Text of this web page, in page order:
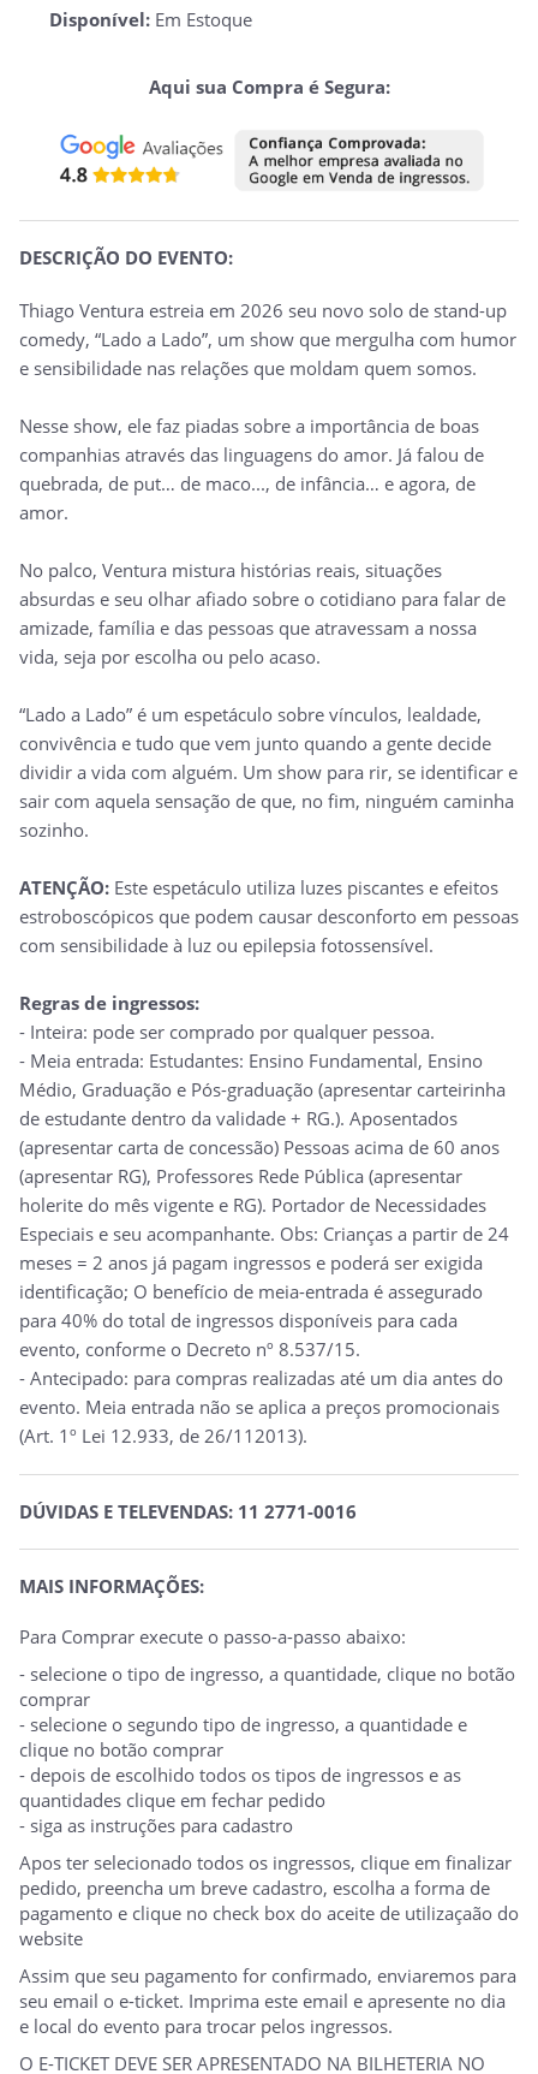
Disponível: Em Estoque
Aqui sua Compra é Segura:
DESCRIÇÃO DO EVENTO:
Thiago Ventura estreia em 2026 seu novo solo de stand-up
comedy, “Lado a Lado”, um show que mergulha com humor
e sensibilidade nas relações que moldam quem somos.
Nesse show, ele faz piadas sobre a importância de boas
companhias através das linguagens do amor. Já falou de
quebrada, de put… de maco..., de infância… e agora, de
amor.
No palco, Ventura mistura histórias reais, situações
absurdas e seu olhar afiado sobre o cotidiano para falar de
amizade, família e das pessoas que atravessam a nossa
vida, seja por escolha ou pelo acaso.
“Lado a Lado” é um espetáculo sobre vínculos, lealdade,
convivência e tudo que vem junto quando a gente decide
dividir a vida com alguém. Um show para rir, se identificar e
sair com aquela sensação de que, no fim, ninguém caminha
sozinho.
ATENÇÃO: Este espetáculo utiliza luzes piscantes e efeitos
estroboscópicos que podem causar desconforto em pessoas
com sensibilidade à luz ou epilepsia fotossensível.
Regras de ingressos:
- Inteira: pode ser comprado por qualquer pessoa.
- Meia entrada: Estudantes: Ensino Fundamental, Ensino
Médio, Graduação e Pós-graduação (apresentar carteirinha
de estudante dentro da validade + RG.). Aposentados
(apresentar carta de concessão) Pessoas acima de 60 anos
(apresentar RG), Professores Rede Pública (apresentar
holerite do mês vigente e RG). Portador de Necessidades
Especiais e seu acompanhante. Obs: Crianças a partir de 24
meses = 2 anos já pagam ingressos e poderá ser exigida
identificação; O benefício de meia-entrada é assegurado
para 40% do total de ingressos disponíveis para cada
evento, conforme o Decreto nº 8.537/15.
- Antecipado: para compras realizadas até um dia antes do
evento. Meia entrada não se aplica a preços promocionais
(Art. 1º Lei 12.933, de 26/112013).
DÚVIDAS E TELEVENDAS: 11 2771-0016
MAIS INFORMAÇÕES:
Para Comprar execute o passo-a-passo abaixo:
- selecione o tipo de ingresso, a quantidade, clique no botão
comprar
- selecione o segundo tipo de ingresso, a quantidade e
clique no botão comprar
- depois de escolhido todos os tipos de ingressos e as
quantidades clique em fechar pedido
- siga as instruções para cadastro
Apos ter selecionado todos os ingressos, clique em finalizar
pedido, preencha um breve cadastro, escolha a forma de
pagamento e clique no check box do aceite de utilizaçaão do
website
Assim que seu pagamento for confirmado, enviaremos para
seu email o e-ticket. Imprima este email e apresente no dia
e local do evento para trocar pelos ingressos.
O E-TICKET DEVE SER APRESENTADO NA BILHETERIA NO